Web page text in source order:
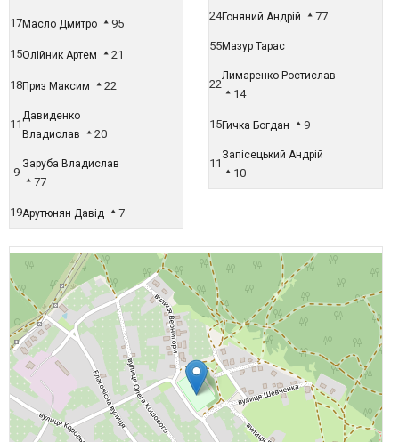
17Масло Дмитро 95
15Олійник Артем 21
18Приз Максим 22
11
Давиденко
Владислав
20
9
Заруба Владислав
77
19Арутюнян Давід 7
24Гоняний Андрій 77
55Мазур Тарас
22
Лимаренко Ростислав
14
15Гичка Богдан 9
11
Запісецький Андрій
10